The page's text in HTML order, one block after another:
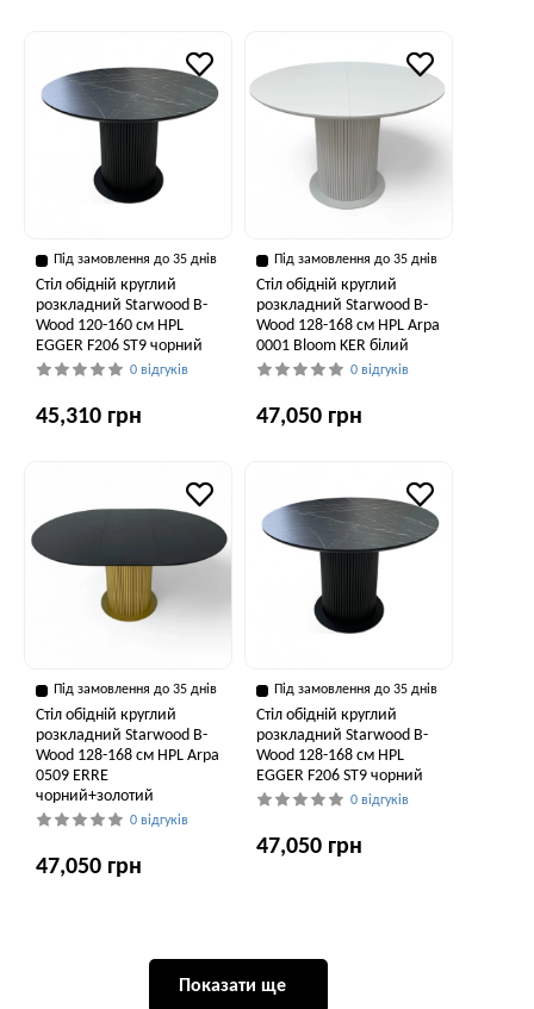
Під замовлення до 35 днів
Стіл обідній круглий
розкладний Starwood B-
Wood 120-160 см HPL
EGGER F206 ST9 чорний
0 відгуків
45,310 грн
Під замовлення до 35 днів
Стіл обідній круглий
розкладний Starwood B-
Wood 128-168 см HPL Arpa
0001 Bloom KER білий
0 відгуків
47,050 грн
Під замовлення до 35 днів
Стіл обідній круглий
розкладний Starwood B-
Wood 128-168 см HPL Arpa
0509 ERRE
чорний+золотий
0 відгуків
47,050 грн
Під замовлення до 35 днів
Стіл обідній круглий
розкладний Starwood B-
Wood 128-168 см HPL
EGGER F206 ST9 чорний
0 відгуків
47,050 грн
Показати ще